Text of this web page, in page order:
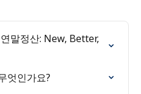
말정산: New, Better,
엇인가요?